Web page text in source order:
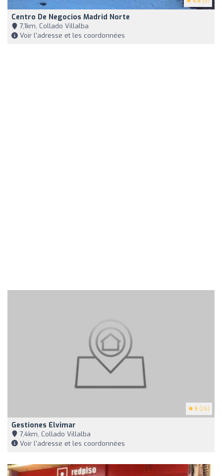
Centro De Negocios Madrid Norte
7,1km, Collado Villalba
Voir l'adresse et les coordonnées
5 (26)
Gestiones Elvimar
7,4km, Collado Villalba
Voir l'adresse et les coordonnées